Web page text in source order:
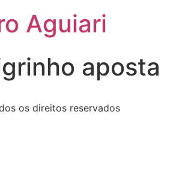
Aguiari
aposta
os direitos reservados